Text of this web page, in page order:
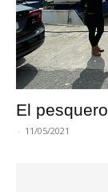
El
- 11/05/2021